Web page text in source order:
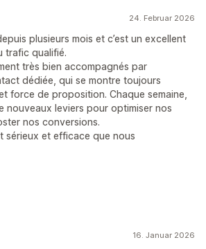
24. Februar 2026
plusieurs mois et c’est un excellent
trafic qualifié.
très bien accompagnés par
dédiée, qui se montre toujours
force de proposition. Chaque semaine,
nouveaux leviers pour optimiser nos
nos conversions.
sérieux et efficace que nous
16. Januar 2026